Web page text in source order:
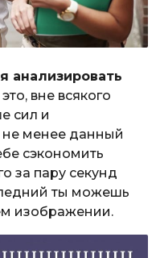
анализировать
вне всякого
сил и
не менее данный
сэкономить
за пару секунд
ты можешь
изображении.